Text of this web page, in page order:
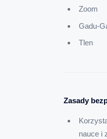
Zoom
Gadu-
Tlen
Zasady
nauce i